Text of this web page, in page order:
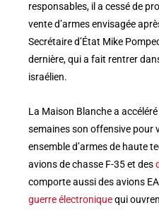
responsables, il a cessé de
vente d’armes envisagée
Secrétaire d’État Mike
dernière, qui a fait rentrer
israélien.
La Maison Blanche a
semaines son offensive pour
ensemble d’armes de haute
avions de chasse F-35 et des
comporte aussi des avions
guerre électroniquequi